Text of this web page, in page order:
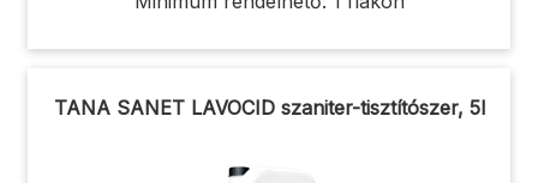
TANA SANET LAVOCID szaniter-tisztítószer, 5l